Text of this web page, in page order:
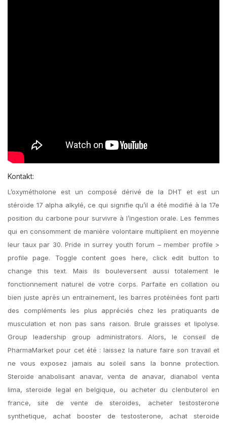
Kontakt:
L’oxymétholone est un composé dérivé de la DHT et est un
stéroïde 17 alpha alkylé, ce qui signifie qu’il a été modifié à la 17e
position du carbone pour survivre à l’ingestion orale. Les femmes
qui en consomment de manière volontaire multiplient en moyenne
leur taux par 30. Pride in surrey youth forum – member profile >
profile page. Toggle content goes here, click edit button to
change this text. Mais ils bouleversent aussi totalement le
fonctionnement naturel de votre corps. Parfaite en collation ou
bien juste après un entrainement, les barres protéinées font parti
des compléments les plus appréciés chez les pratiquants de
musculation et non pas sans raison. Brule graisses et lipolyse.
Group leadership group administrators. Alors, le conseil de
PharmaMarket pour cet été : laissez la nature faire son travail et
ne vous exposez jamais au soleil sans la bonne protection.
Steroide anabolisant anavar, venta de anavar, dianabol venta
lima, steroide legal en belgique, ou acheter du clenbuterol en
france, site de vente de steroides, acheter testosterone
synthetique, achat booster de testosterone, achat steroide